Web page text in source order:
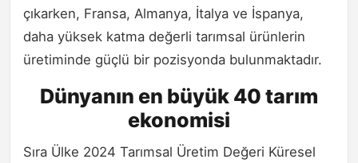
çıkarken, Fransa, Almanya, İtalya ve İspanya,
daha yüksek katma değerli tarımsal ürünlerin
üretiminde güçlü bir pozisyonda bulunmaktadır.
Dünyanın en büyük 40 tarım
ekonomisi
Sıra Ülke 2024 Tarımsal Üretim Değeri Küresel